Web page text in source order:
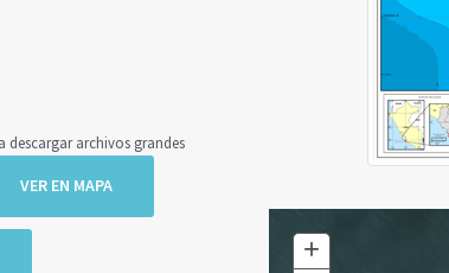
archivos grandes
VER EN MAPA
+